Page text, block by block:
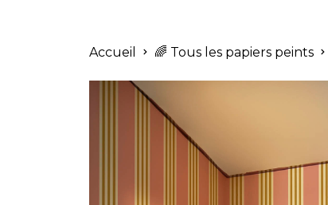
Accueil 🌈 Tous les papiers peints